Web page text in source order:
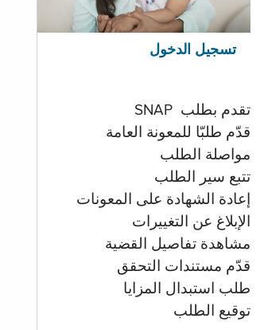
تسجيل الدخول
تقدم بطلب SNAP
قدّم طلبّا للمعونة العامة
مواصلة الطلب
تتبع سير الطلب
إعادة الشهادة على المعونات
الإبلاغ عن التغييرات
مشاهدة تفاصيل القضية
قدّم مستندات التحقق
طلب استبدال المزايا
توقيع الطلب